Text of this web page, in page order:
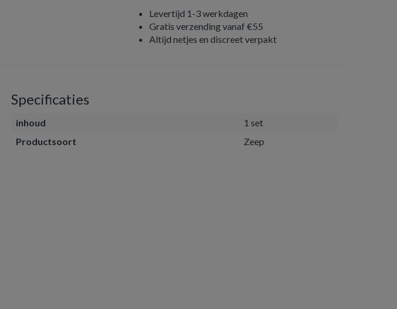
Levertijd 1-3 werkdagen
Gratis verzending vanaf €55
Altijd netjes en discreet verpakt
Specificaties
inhoud
1 set
Productsoort
Zeep